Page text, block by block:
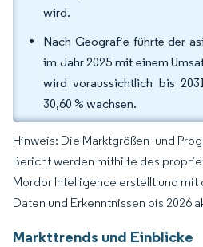
wird.
Nach Geografie führte der
im Jahr 2025 mit einem
wird voraussichtlich bis
30,60 % wachsen.
Hinweis: Die Marktgrößen- und
Bericht werden mithilfe des
Mordor Intelligence erstellt und
Daten und Erkenntnissen bis 2026
Markttrends und Einblicke